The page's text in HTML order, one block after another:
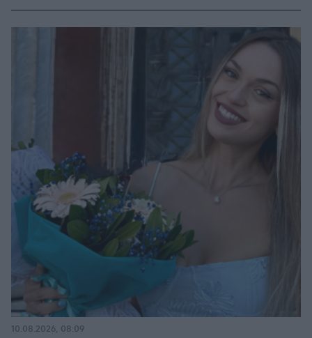
10.08.2026, 08:09